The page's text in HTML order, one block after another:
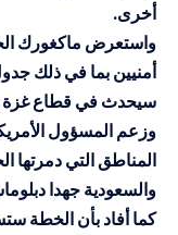
أخرى.
واستعرض ماكغورك
سيحدث في قطاع غزة
وزعم المسؤول
المناطق التي دمرتها
والسعودية جهدا
كما أفاد بأن الخطة